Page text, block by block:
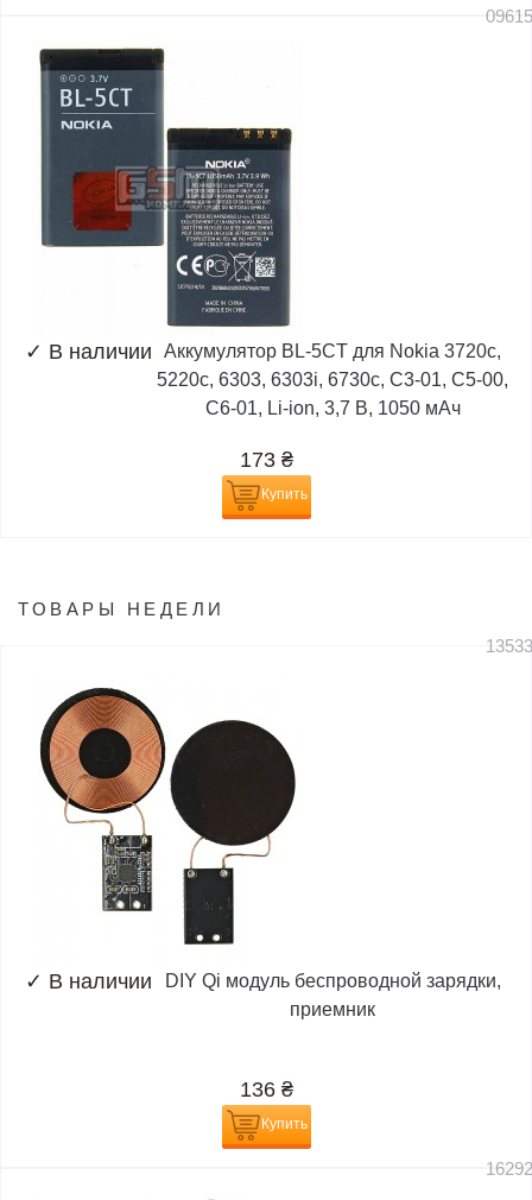
✓ В наличии
Аккумулятор BL-5CT для Nokia 3720c,
5220c, 6303, 6303i, 6730c, C3-01, C5-00,
C6-01, Li-ion, 3,7 В, 1050 мАч
173 ₴
Купить
ТОВАРЫ НЕДЕЛИ
✓ В наличии
DIY Qi модуль беспроводной зарядки,
приемник
136 ₴
Купить